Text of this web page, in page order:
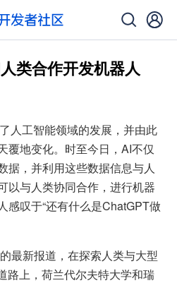
类合作开发机器人
人工智能领域的发展，并由此
覆地变化。时至今日，AI不仅
据，并利用这些数据信息与人
以与人类协同合作，进行机器
感叹于“还有什么是ChatGPT做
最新报道，在探索人类与大型
路上，荷兰代尔夫特大学和瑞